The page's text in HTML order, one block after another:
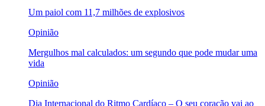
Um paiol com 11,7 milhões de explosivos
Opinião
Mergulhos mal calculados: um segundo que pode mudar uma
vida
Opinião
Dia Internacional do Ritmo Cardíaco – O seu coração vai ao